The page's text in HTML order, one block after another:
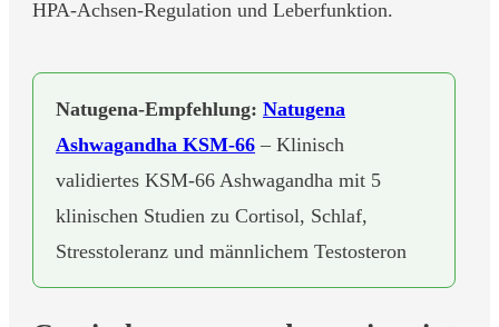
HPA-Achsen-Regulation und Leberfunktion.
Natugena-Empfehlung: Natugena
Ashwagandha KSM-66 – Klinisch
validiertes KSM-66 Ashwagandha mit 5
klinischen Studien zu Cortisol, Schlaf,
Stresstoleranz und männlichem Testosteron